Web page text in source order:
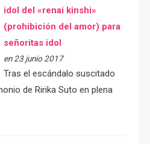
idol del «renai kinshi»
(prohibición del amor) para
señoritas idol
en 23 junio 2017
Tras el escándalo suscitado
de Ririka Suto en plena